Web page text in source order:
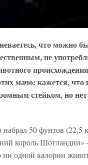
что можно
не
мачо: кажется, что
стейком, но
набрал 50 фунтов (22,5
король Шотландии»
ни одной калории